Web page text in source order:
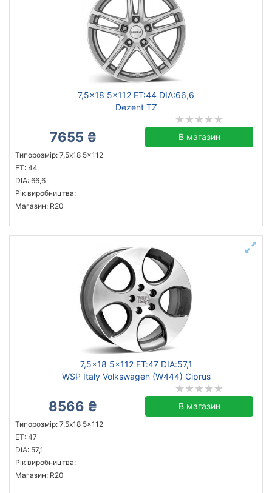
7,5x18 5x112 ET:44 DIA:66,6
Dezent TZ
7655 ₴ В магазин
Типорозмір: 7,5x18 5x112
ET: 44
DIA: 66,6
Рік виробництва:
Магазин: R20
7,5x18 5x112 ET:47 DIA:57,1
WSP Italy Volkswagen (W444) Ciprus
8566 ₴ В магазин
Типорозмір: 7,5x18 5x112
ET: 47
DIA: 57,1
Рік виробництва:
Магазин: R20